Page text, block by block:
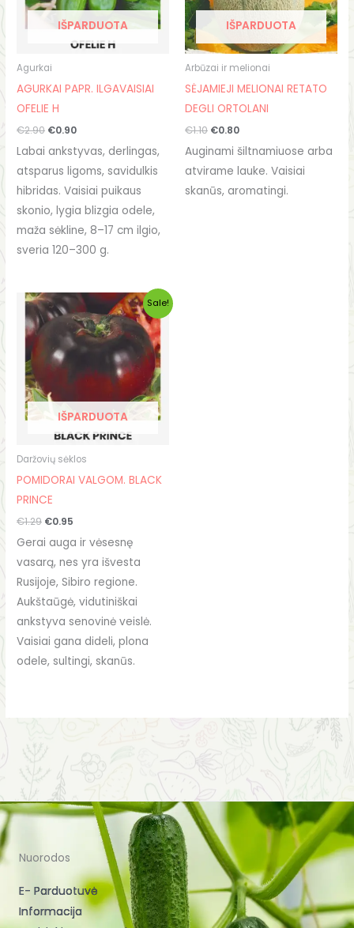
IŠPARDUOTA
Agurkai
AGURKAI PAPR. ILGAVAISIAI
OFELIE H
€2.90 €0.90
Labai ankstyvas, derlingas,
atsparus ligoms, savidulkis
hibridas. Vaisiai puikaus
skonio, lygia blizgia odele,
maža sėkline, 8–17 cm ilgio,
sveria 120–300 g.
IŠPARDUOTA
Arbūzai ir melionai
SĖJAMIEJI MELIONAI RETATO
DEGLI ORTOLANI
€1.10 €0.80
Auginami šiltnamiuose arba
atvirame lauke. Vaisiai
skanūs, aromatingi.
Sale!
IŠPARDUOTA
Daržovių sėklos
POMIDORAI VALGOM. BLACK
PRINCE
€1.29
Original
price
was:
€1.29.
€0.95
Current
price
is:
€0.95.
Gerai auga ir vėsesnę
vasarą, nes yra išvesta
Rusijoje, Sibiro regione.
Aukštaūgė, vidutiniškai
ankstyva senovinė veislė.
Vaisiai gana dideli, plona
odele, sultingi, skanūs.
Nuorodos
E- Parduotuvė
Informacija